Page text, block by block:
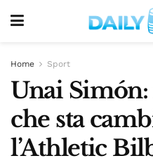
Home Sport
Unai
che sta
l’Athletic